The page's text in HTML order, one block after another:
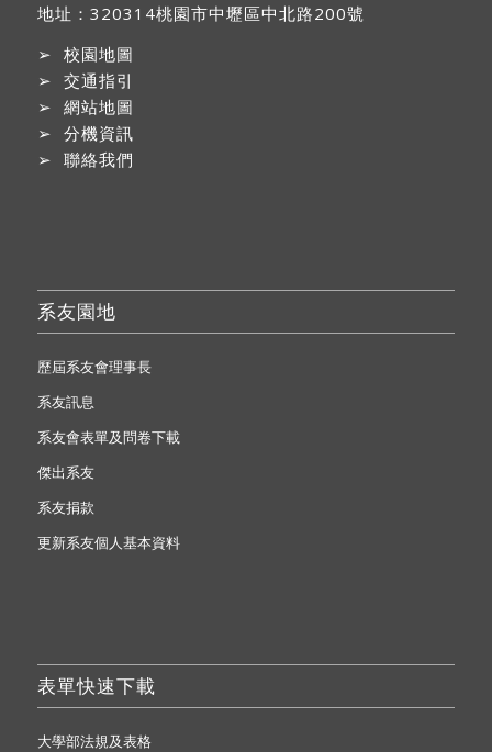
地址： 320314桃園市中壢區中北路200號
➢ 校園地圖
➢ 交通指引
➢ 網站地圖
➢ 分機資訊
➢ 聯絡我們
系友園地
歷屆系友會理事長
系友訊息
系友會表單及問卷下載
傑出系友
系友捐款
更新系友個人基本資料
表單快速下載
大學部法規及表格